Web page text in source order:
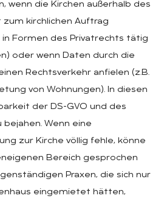
wenn die Kirchen außerhalb des
kirchlichen Auftrag
Formen des Privatrechts tätig
oder wenn Daten durch die
Rechtsverkehr anfielen (z.B.
von Wohnungen). In diesen
der DS-GVO und des
bejahen. Wenn eine
zur Kirche völlig fehle, könne
Bereich gesprochen
Praxen, die sich nur
eingemietet hätten,